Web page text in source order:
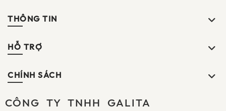
THÔNG TIN
HỖ TRỢ
CHÍNH SÁCH
CÔNG TY TNHH GALITA